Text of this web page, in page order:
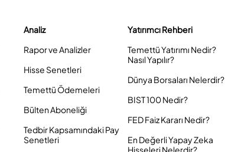
Analiz
Rapor ve Analizler
Hisse Senetleri
Temettü Ödemeleri
Bülten Aboneliği
Tedbir Kapsamındaki Pay
Senetleri
Yatırımcı Rehberi
Temettü Yatırımı Nedir?
Nasıl Yapılır?
Dünya Borsaları Nelerdir?
BIST 100 Nedir?
FED Faiz Kararı Nedir?
En Değerli Yapay Zeka
Hisseleri Nelerdir?